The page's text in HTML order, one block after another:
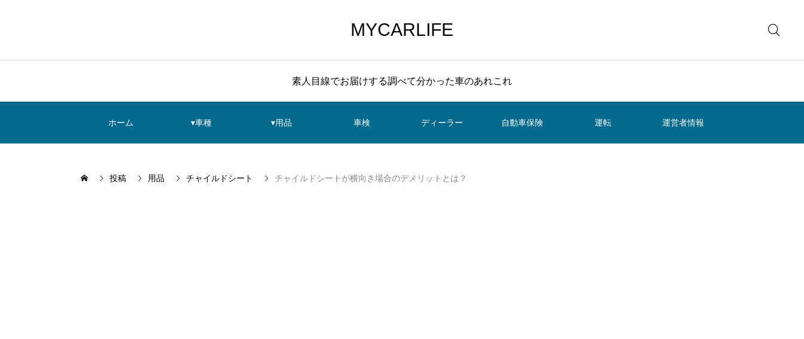
MYCARLIFE
素人目線でお届けする調べて分かった車のあれこれ
ホーム ▾車種 ▾用品 車検 ディーラー 自動車保険 運転 運営者情報
投稿 用品 チャイルドシート チャイルドシートが横向き場合のデメリットとは？